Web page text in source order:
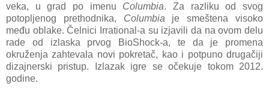
veka, u grad po imenu Columbia. Za razliku od svog
potopljenog prethodnika, Columbia je smeštena visoko
među oblake. Čelnici Irrational-a su izjavili da na ovom delu
rade od izlaska prvog BioShock-a, te da je promena
okruženja zahtevala novi pokretač, kao i potpuno drugačiji
dizajnerski pristup. Izlazak igre se očekuje tokom 2012.
godine.